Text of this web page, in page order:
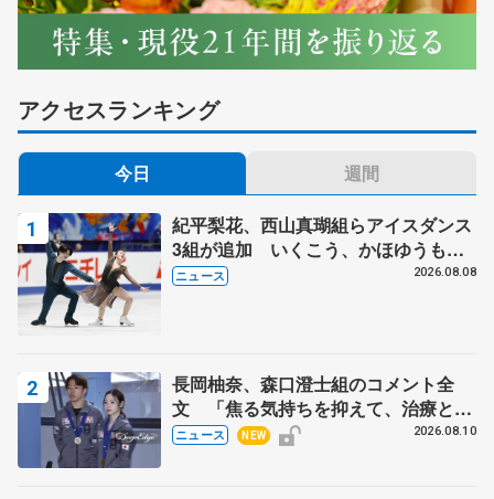
アクセスランキング
今日 週間
紀平梨花、西山真瑚組らアイスダンス
3組が追加 いくこう、かほゆうも、
木下グループ杯
ニュース 2026.08.08
長岡柚奈、森口澄士組のコメント全
文 「焦る気持ちを抑えて、治療とリ
ハビリに専念」、木下グループ杯辞退
ニュース NEW 2026.08.10